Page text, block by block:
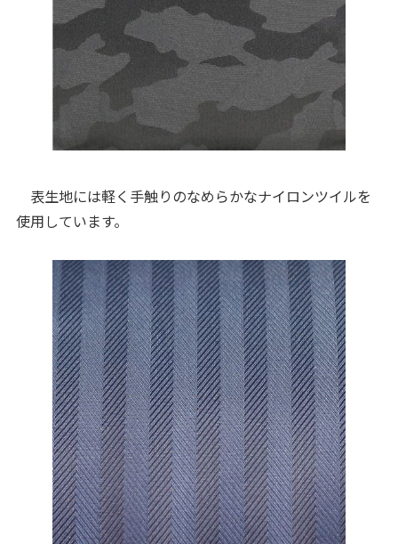
表生地には軽く手触りのなめらかなナイロンツイルを
使用しています。